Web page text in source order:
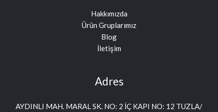
Hakkımızda
Ürün Gruplarımız
Blog
İletişim
Adres
AYDINLI MAH. MARAL SK. NO: 2 İÇ KAPI NO: 12 TUZLA/